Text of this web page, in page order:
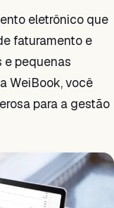
eletrônico que
faturamento e
e pequenas
WeiBook, você
para a gestão